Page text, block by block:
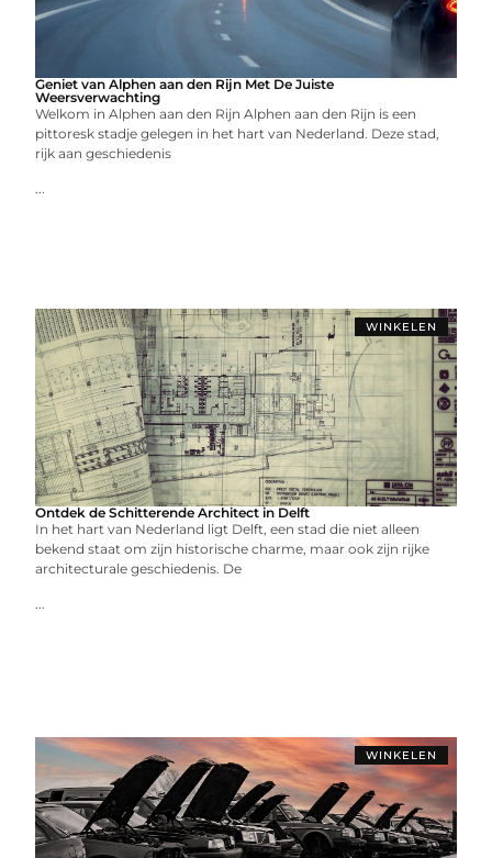
Geniet van Alphen aan den Rijn Met De Juiste
Weersverwachting
Welkom in Alphen aan den Rijn Alphen aan den Rijn is een
pittoresk stadje gelegen in het hart van Nederland. Deze stad,
rijk aan geschiedenis
...
WINKELEN
Ontdek de Schitterende Architect in Delft
In het hart van Nederland ligt Delft, een stad die niet alleen
bekend staat om zijn historische charme, maar ook zijn rijke
architecturale geschiedenis. De
...
WINKELEN